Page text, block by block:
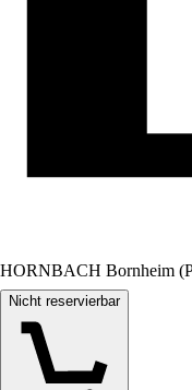
HORNBACH Bornheim
Nicht reservierbar